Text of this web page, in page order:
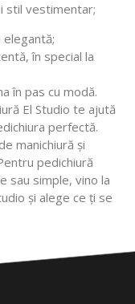
stil vestimentar;
în special la
în pas cu modă.
El Studio te ajută
perfectă.
manichiură și
pedichiură
sau simple, vino la
și alege ce ți se